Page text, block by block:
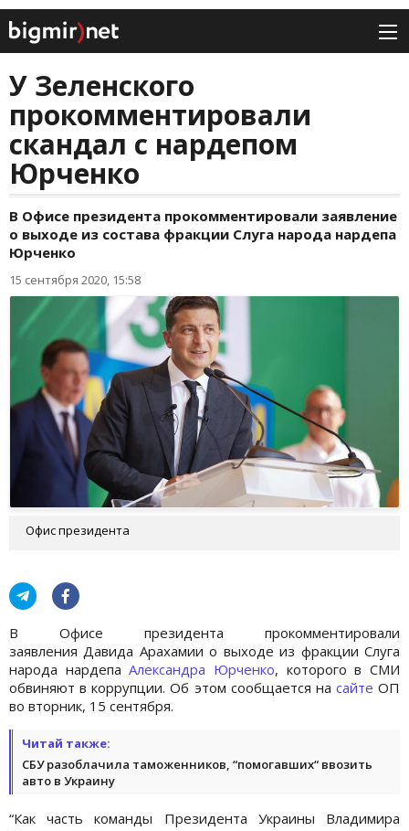
У Зеленского
прокомментировали
скандал с нардепом
Юрченко
В Офисе президента прокомментировали заявление
о выходе из состава фракции Слуга народа нардепа
Юрченко
15 сентября 2020, 15:58
Офис президента
В Офисе президента прокомментировали
заявления Давида Арахамии о выходе из фракции Слуга
народа нардепа Александра Юрченко, которого в СМИ
обвиняют в коррупции. Об этом сообщается на сайте ОП
во вторник, 15 сентября.
Читай также:
СБУ разоблачила таможенников, “помогавших“ ввозить
авто в Украину
“Как часть команды Президента Украины Владимира